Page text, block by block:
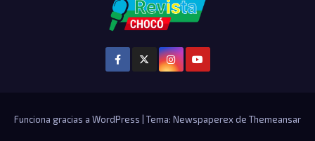
Funciona gracias a WordPress | Tema: Newspaperex de Themeansar